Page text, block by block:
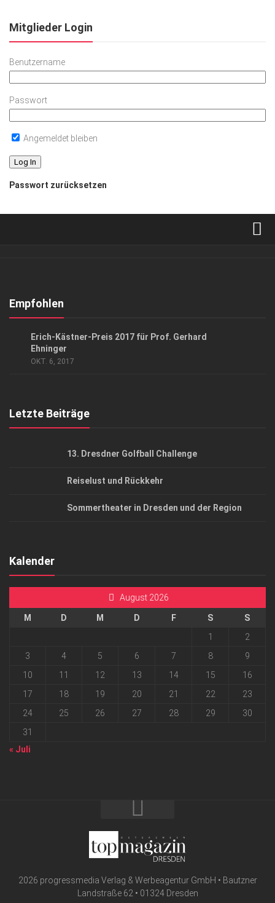
Mitglieder Login
Benutzername
Passwort
Angemeldet bleiben
Passwort zurücksetzen
Kontakt, Impressum
Empfohlen
Erich-Kästner-Preis 2017 für Prof. Gerhard
Ehninger
OKT. 6, 2017
Letzte Beiträge
13. Dresdner Golfball Challenge
Reiselust und Rückkehr
Sommertheater in Dresden und der Region
Kalender
August 2026
M D M D F S
S
1
2
3
4 5 6 7 8
9
10
11 12 13 14 15
16
17
18 19 20 21 22
23
24
25 26 27 28 29
30
31
« Juli
2026 progressmedia Verlag & Werbeagentur GmbH • Bautzner
Landstraße 62 • 01324 Dresden